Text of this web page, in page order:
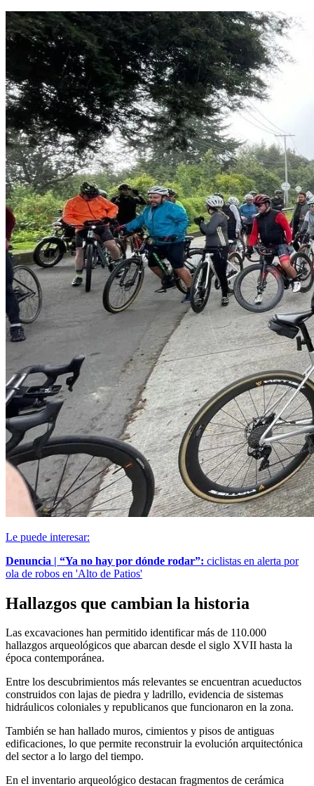
Le puede interesar:
Denuncia | “Ya no hay por dónde rodar”: ciclistas en alerta por
ola de robos en 'Alto de Patios'
Hallazgos que cambian la historia
Las excavaciones han permitido identificar más de 110.000
hallazgos arqueológicos que abarcan desde el siglo XVII hasta la
época contemporánea.
Entre los descubrimientos más relevantes se encuentran acueductos
construidos con lajas de piedra y ladrillo, evidencia de sistemas
hidráulicos coloniales y republicanos que funcionaron en la zona.
También se han hallado muros, cimientos y pisos de antiguas
edificaciones, lo que permite reconstruir la evolución arquitectónica
del sector a lo largo del tiempo.
En el inventario arqueológico destacan fragmentos de cerámica